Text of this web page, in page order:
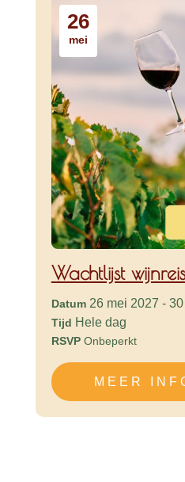
26
mei
Wachtlijst
Datum 26 mei 2027 -
Tijd Hele dag
RSVP Onbeperkt
MEER